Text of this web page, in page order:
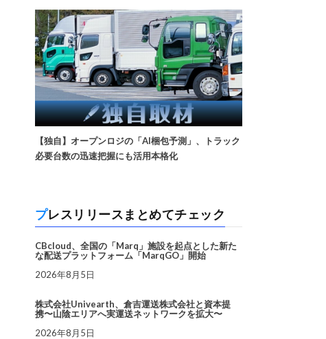
【独自】オープンロジの「AI梱包予測」、トラック
必要台数の迅速把握にも活用本格化
プレスリリースまとめてチェック
CBcloud、全国の「Marq」施設を起点とした新た
な配送プラットフォーム「MarqGO」開始
2026年8月5日
株式会社Univearth、倉吉運送株式会社と資本提
携〜山陰エリアへ実運送ネットワークを拡大〜
2026年8月5日